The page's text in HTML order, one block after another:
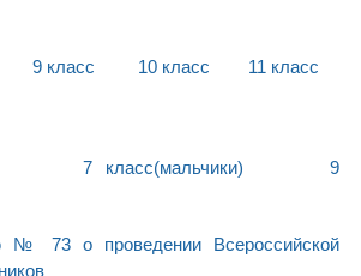
9 класс 10 класс 11 класс
7 класс(мальчики)
9
№ 73 о проведении Всероссийской